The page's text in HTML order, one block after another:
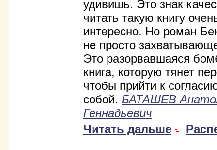
удивишь. Это знак
читать такую книгу
интересно. Но роман
не просто
Это разорвавшаяся
книга, которую тянет
чтобы прийти к
собой. БАТАШЕВ
Геннадьевич
Читать дальше